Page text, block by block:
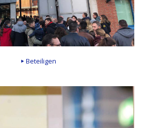
Beteiligen